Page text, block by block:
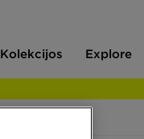
Kolekcijos Explore